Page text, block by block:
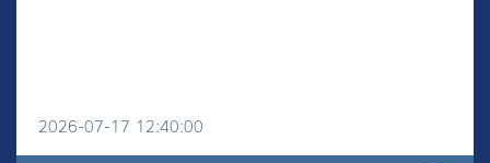
2026-07-17 12:40:00